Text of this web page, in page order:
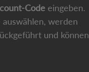
Code eingeben.
werden
und können